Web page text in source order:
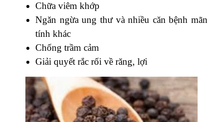
Chữa viêm khớp
Ngăn ngừa ung thư và nhiều căn bệnh mãn
tính khác
Chống trầm cảm
Giải quyết rắc rối về răng, lợi